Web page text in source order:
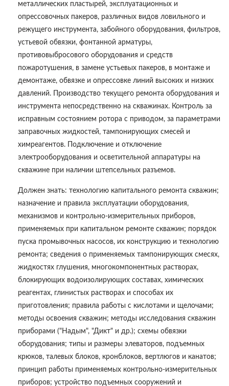
металлических пластырей, эксплуатационных и
опрессовочных пакеров, различных видов ловильного и
режущего инструмента, забойного оборудования, фильтров,
устьевой обвязки, фонтанной арматуры,
противовыбросового оборудования и средств
пожаротушения, в замене устьевых пакеров, в монтаже и
демонтаже, обвязке и опрессовке линий высоких и низких
давлений. Производство текущего ремонта оборудования и
инструмента непосредственно на скважинах. Контроль за
исправным состоянием ротора с приводом, за параметрами
заправочных жидкостей, тампонирующих смесей и
химреагентов. Подключение и отключение
электрооборудования и осветительной аппаратуры на
скважине при наличии штепсельных разъемов.
Должен знать: технологию капитального ремонта скважин;
назначение и правила эксплуатации оборудования,
механизмов и контрольно-измерительных приборов,
применяемых при капитальном ремонте скважин; порядок
пуска промывочных насосов, их конструкцию и технологию
ремонта; сведения о применяемых тампонирующих смесях,
жидкостях глушения, многокомпонентных растворах,
блокирующих водоизолирующих составах, химических
реагентах, глинистых растворах и способах их
приготовления; правила работы с кислотами и щелочами;
методы освоения скважин; методы исследования скважин
приборами ("Надым", "Дикт" и др.); схемы обвязки
оборудования; типы и размеры элеваторов, подъемных
крюков, талевых блоков, кронблоков, вертлюгов и канатов;
принцип работы применяемых контрольно-измерительных
приборов; устройство подъемных сооружений и